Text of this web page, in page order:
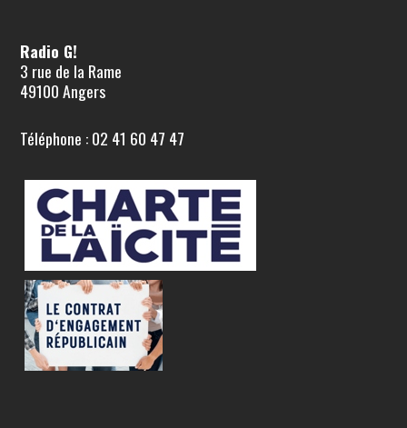
Radio G!
3 rue de la Rame
49100 Angers
Téléphone : 02 41 60 47 47